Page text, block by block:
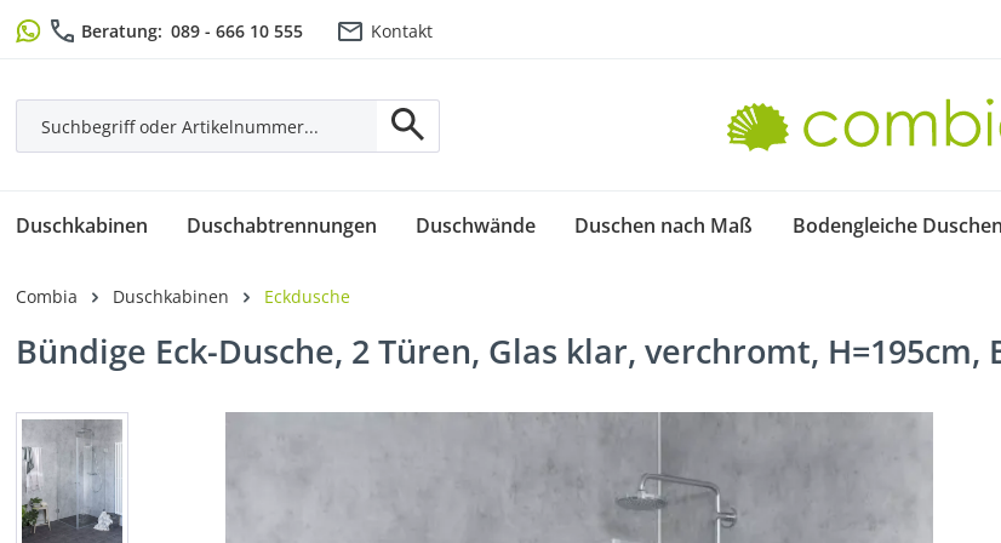
Hauptinhalt springen
Zur Suche springen
Zur Hauptnavigation springen
Beratung: 089 - 666 10 555 Kontakt
Duschkabinen Duschabtrennungen Duschwände Duschen nach Maß Bodengleiche Duschen
Combia Duschkabinen Eckdusche
Bündige Eck-Dusche, 2 Türen, Glas klar, verchromt, H=195cm,
Bildergalerie überspringen